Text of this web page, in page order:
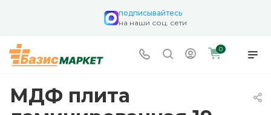
подписывайтесь
на наши соц. сети
0
МДФ плита